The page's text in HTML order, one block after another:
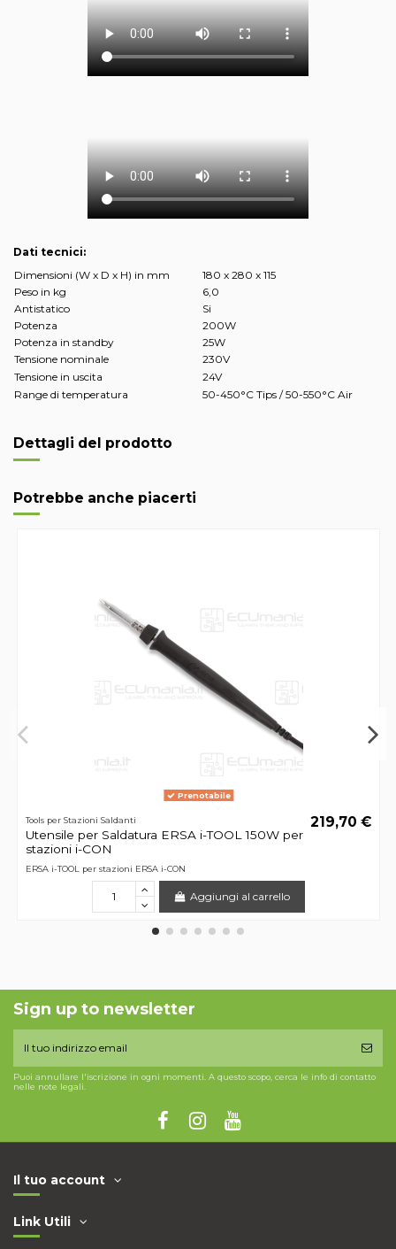
Dati tecnici:
Dimensioni (W x D x H) in mm
180 x 280 x 115
Peso in kg
6,0
Antistatico
Si
Potenza
200W
Potenza in standby
25W
Tensione nominale
230V
Tensione in uscita
24V
Range di temperatura
50-450°C Tips / 50-550°C Air
Dettagli del prodotto
Potrebbe anche piacerti
Prenotabile
Tools per Stazioni Saldanti
Utensile per Saldatura ERSA i-TOOL 150W per
stazioni i-CON
219,70 €
ERSA i-TOOL per stazioni ERSA i-CON
Aggiungi al carrello
Sign up to newsletter
Puoi annullare l'iscrizione in ogni momenti. A questo scopo, cerca le info di contatto
nelle note legali.
Il tuo account
Link Utili